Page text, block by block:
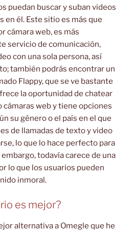
puedan buscar y suban videos
en él. Este sitio es más que
cámara web, es más
servicio de comunicación,
con una sola persona, así
también podrás encontrar un
Flappy, que se ve bastante
la oportunidad de chatear
web y tiene opciones
su género o el país en el que
de llamadas de texto y video
lo que lo hace perfecto para
todavía carece de una
lo que los usuarios pueden
inmoral.
es mejor?
alternativa a Omegle que he